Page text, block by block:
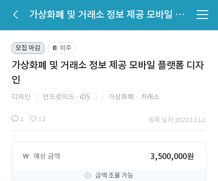
가상화폐 및 거래소 정보 제공 모바일 플랫폼 디자인
모집 마감 📔 외주
가상화폐 및 거래소 정보 제공 모바일 플랫폼 디자
인
디자인 안드로이드 iOS 가상화폐ㆍ거래소
1 12 등록 일자 2022.12.12.
예상 금액 3,500,000원
금액 조율 가능